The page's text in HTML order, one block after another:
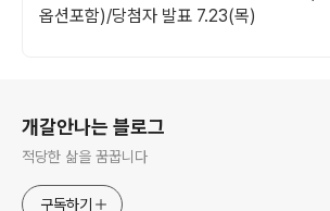
옵션포함)/당첨자 발표 7.23(목)
개갈안나는 블로그
적당한 삶을 꿈꿉니다
구독하기